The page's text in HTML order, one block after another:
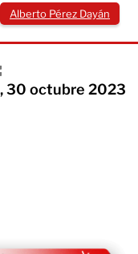
Alberto Pérez Dayán
30 octubre 2023